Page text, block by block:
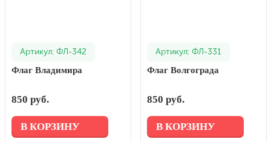
Артикул: ФЛ-342
Флаг Владимира
850 руб.
В КОРЗИНУ
Артикул: ФЛ-331
Флаг Волгограда
850 руб.
В КОРЗИНУ